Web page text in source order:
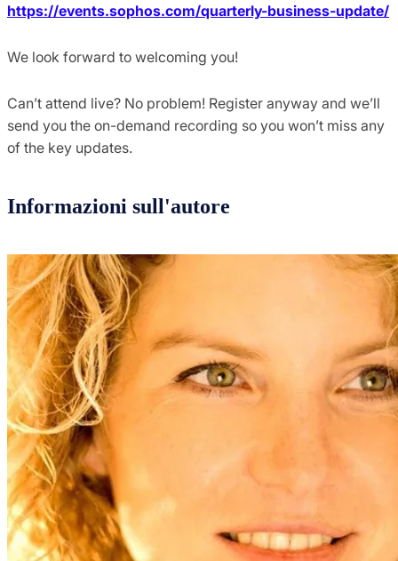
https://events.sophos.com/quarterly-business-update/
We look forward to welcoming you!
Can’t attend live? No problem! Register anyway and we’ll
send you the on-demand recording so you won’t miss any
of the key updates.
Informazioni sull'autore